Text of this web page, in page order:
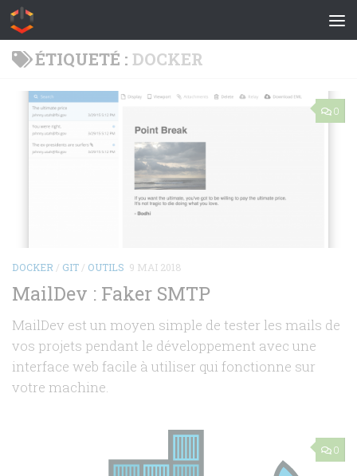
Skip to content
ÉTIQUETÉ : DOCKER
0
DOCKER / GIT / OUTILS 9 MAI 2018
MailDev : Faker SMTP
MailDev est un moyen simple de tester les mails de
vos projets pendant le développement avec une
interface web facile à utiliser qui fonctionne sur
votre machine.
0